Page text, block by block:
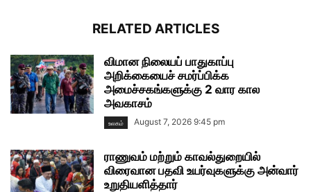
RELATED ARTICLES
விமான நிலையப் பாதுகாப்பு
அறிக்கையைச் சமர்ப்பிக்க
அமைச்சகங்களுக்கு 2 வார கால
அவகாசம்
உலகம் August 7, 2026 9:45 pm
ராணுவம் மற்றும் காவல்துறையில்
விரைவான பதவி உயர்வுகளுக்கு அன்வார்
உறுதியளித்தார்